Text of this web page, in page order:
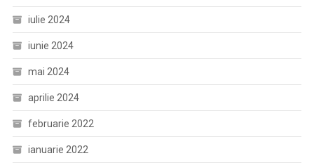
iulie 2024
iunie 2024
mai 2024
aprilie 2024
februarie 2022
ianuarie 2022